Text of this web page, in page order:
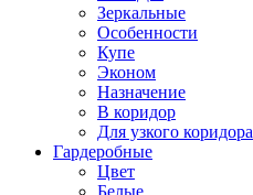
Зеркальные
Особенности
Купе
Эконом
Назначение
В коридор
Для узкого коридора
Гардеробные
Цвет
Белые